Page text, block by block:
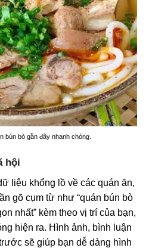
bún bò gần đây nhanh chóng.
hội
liệu khổng lồ về các quán ăn,
gõ cụm từ như “quán bún bò
nhất” kèm theo vị trí của bạn,
hiện ra. Hình ảnh, bình luận
sẽ giúp bạn dễ dàng hình